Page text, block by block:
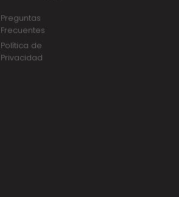
Preguntas
Frecuentes
Política de
Privacidad